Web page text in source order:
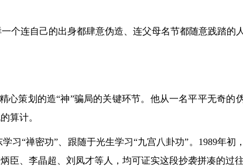
个连自己的出身都肆意伪造、连父母名节都随意践踏的
策划的造“神”骗局的关键环节。他从一名平平无奇的
算计。
习“禅密功”、跟随于光生学习“九宫八卦功”。1989年初
臣、李晶超、刘凤才等人，均可证实这段抄袭拼凑的过